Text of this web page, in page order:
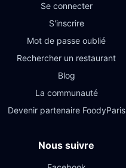
Se connecter
S'inscrire
Mot de passe oublié
Rechercher un restaurant
Blog
La communauté
Devenir partenaire FoodyParis
Nous suivre